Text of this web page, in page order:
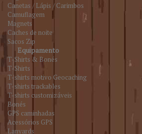
Canetas / Lápis / Carimbos
Camuflagem
Magnets
Caches de noite
Sacos Zip
Equipamento
T-Shirts & Bonés
T-Shirts
T-shirts motivo Geocaching
T-shirts trackables
T-shirts customizáveis
Bonés
GPS caminhadas
Acessórios GPS
Lanyards